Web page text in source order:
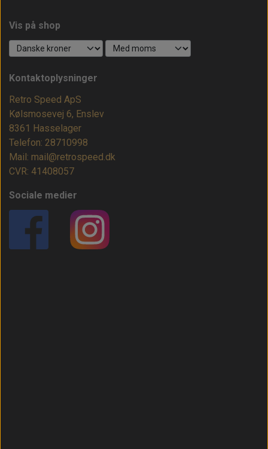
Vis på shop
Kontaktoplysninger
Retro Speed ApS
Kølsmosevej 6, Enslev
8361 Hasselager
Telefon: 28710998
Mail: mail@retrospeed.dk
CVR: 41408057
Sociale medier